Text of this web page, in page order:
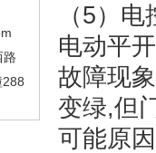
路
（5）
电动平
故障现
变绿,但
可能原